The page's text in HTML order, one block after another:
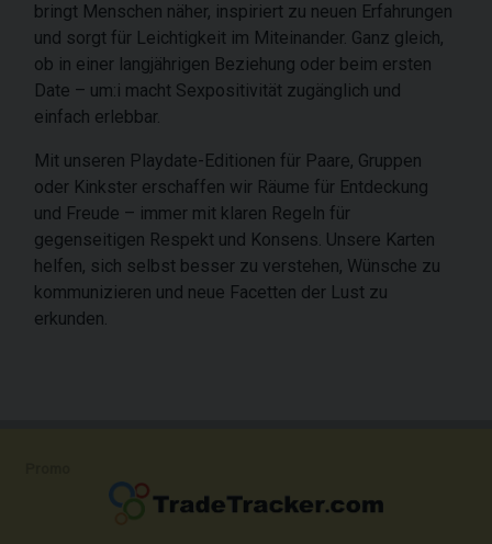
bringt Menschen näher, inspiriert zu neuen Erfahrungen
und sorgt für Leichtigkeit im Miteinander. Ganz gleich,
ob in einer langjährigen Beziehung oder beim ersten
Date – um:i macht Sexpositivität zugänglich und
einfach erlebbar.
Mit unseren Playdate-Editionen für Paare, Gruppen
oder Kinkster erschaffen wir Räume für Entdeckung
und Freude – immer mit klaren Regeln für
gegenseitigen Respekt und Konsens. Unsere Karten
helfen, sich selbst besser zu verstehen, Wünsche zu
kommunizieren und neue Facetten der Lust zu
erkunden.